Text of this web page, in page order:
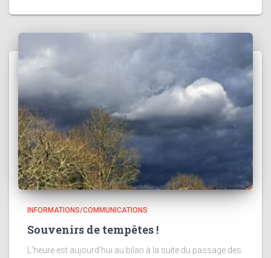
INFORMATIONS/COMMUNICATIONS
Souvenirs de tempêtes !
L’heure est aujourd’hui au bilan à la suite du passage des